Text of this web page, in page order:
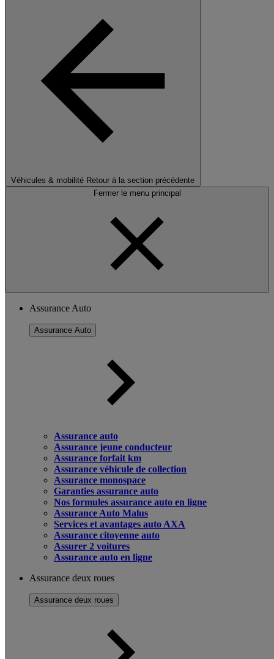
Véhicules & mobilité Retour à la section précédente
Fermer le menu principal
Assurance Auto
Assurance Auto
Assurance auto
Assurance jeune conducteur
Assurance forfait km
Assurance véhicule de collection
Assurance monospace
Garanties assurance auto
Nos formules assurance auto en ligne
Assurance Auto Malus
Services et avantages auto AXA
Assurance citoyenne auto
Assurer 2 voitures
Assurance auto en ligne
Assurance deux roues
Assurance deux roues